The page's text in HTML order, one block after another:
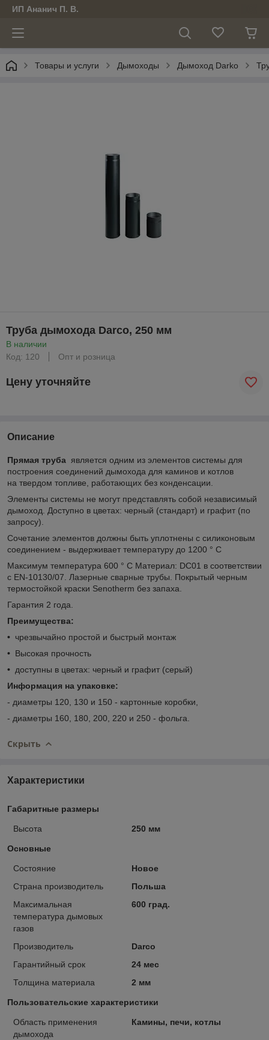
ИП Ананич П. В.
Товары и услуги Дымоходы Дымоход Darko
Труба дымохода Darco, 250 мм
В наличии
Код: 120
Опт и розница
Цену уточняйте
Описание
Прямая труба является одним из элементов системы для
построения соединений дымохода для каминов и котлов
на твердом топливе, работающих без конденсации.
Элементы системы не могут представлять собой независимый
дымоход. Доступно в цветах: черный (стандарт) и графит (по
запросу).
Сочетание элементов должны быть уплотнены с силиконовым
соединением - выдерживает температуру до 1200 ° С
Максимум температура 600 ° С Материал: DC01 в соответствии
с EN-10130/07. Лазерные сварные трубы. Покрытый черным
термостойкой краски Senotherm без запаха.
Гарантия 2 года.
Преимущества:
• чрезвычайно простой и быстрый монтаж
• Высокая прочность
• доступны в цветах: черный и графит (серый)
Информация на упаковке:
- диаметры 120, 130 и 150 - картонные коробки,
- диаметры 160, 180, 200, 220 и 250 - фольга.
Скрыть
Характеристики
Габаритные размеры
Высота 250 мм
Основные
Состояние
Новое
Страна производитель
Польша
Максимальная
температура дымовых
газов
600 град.
Производитель
Darco
Гарантийный срок
24 мес
Толщина материала
2 мм
Пользовательские характеристики
Область применения
дымохода
Камины, печи, котлы